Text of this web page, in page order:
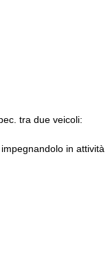
tra due veicoli:
in attività